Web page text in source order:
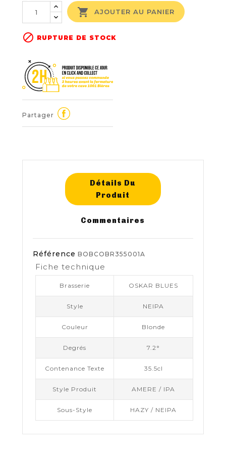
 AJOUTER AU PANIER
 RUPTURE DE STOCK
Partager
Détails Du
Produit
Commentaires
Référence BOBCOBR355001A
Fiche technique
Brasserie OSKAR BLUES
Style NEIPA
Couleur Blonde
Degrés 7.2°
Contenance Texte 35.5cl
Style Produit AMERE / IPA
Sous-Style HAZY / NEIPA